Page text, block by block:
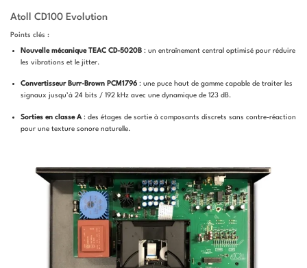
Atoll CD100 Evolution
Points clés :
Nouvelle mécanique TEAC CD-5020B: un entraînement central optimisé pour réduire
les vibrations et le jitter.
Convertisseur Burr-Brown PCM1796: une puce haut de gamme capable de traiter les
signaux jusqu’à 24 bits / 192 kHz avec une dynamique de 123 dB.
Sorties en classe A: des étages de sortie à composants discrets sans contre-réaction
pour une texture sonore naturelle.